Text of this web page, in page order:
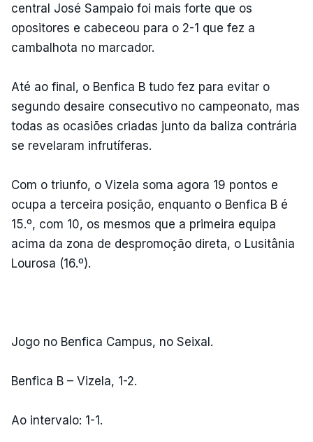
central José Sampaio foi mais forte que os
opositores e cabeceou para o 2-1 que fez a
cambalhota no marcador.
Até ao final, o Benfica B tudo fez para evitar o
segundo desaire consecutivo no campeonato, mas
todas as ocasiões criadas junto da baliza contrária
se revelaram infrutíferas.
Com o triunfo, o Vizela soma agora 19 pontos e
ocupa a terceira posição, enquanto o Benfica B é
15.º, com 10, os mesmos que a primeira equipa
acima da zona de despromoção direta, o Lusitânia
Lourosa (16.º).
Jogo no Benfica Campus, no Seixal.
Benfica B – Vizela, 1-2.
Ao intervalo: 1-1.